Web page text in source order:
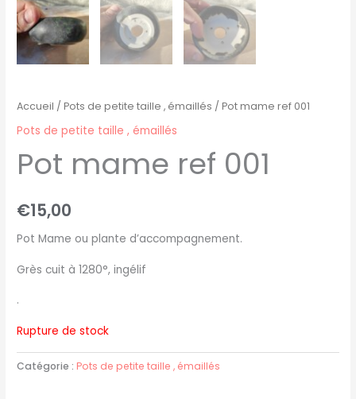
Accueil /Pots de petite taille , émaillés / Pot mame ref 001
Pots de petite taille , émaillés
Pot mame ref 001
€15,00
Pot Mame ou plante d’accompagnement.
Grès cuit à 1280°, ingélif
.
Rupture de stock
Catégorie : Pots de petite taille , émaillés